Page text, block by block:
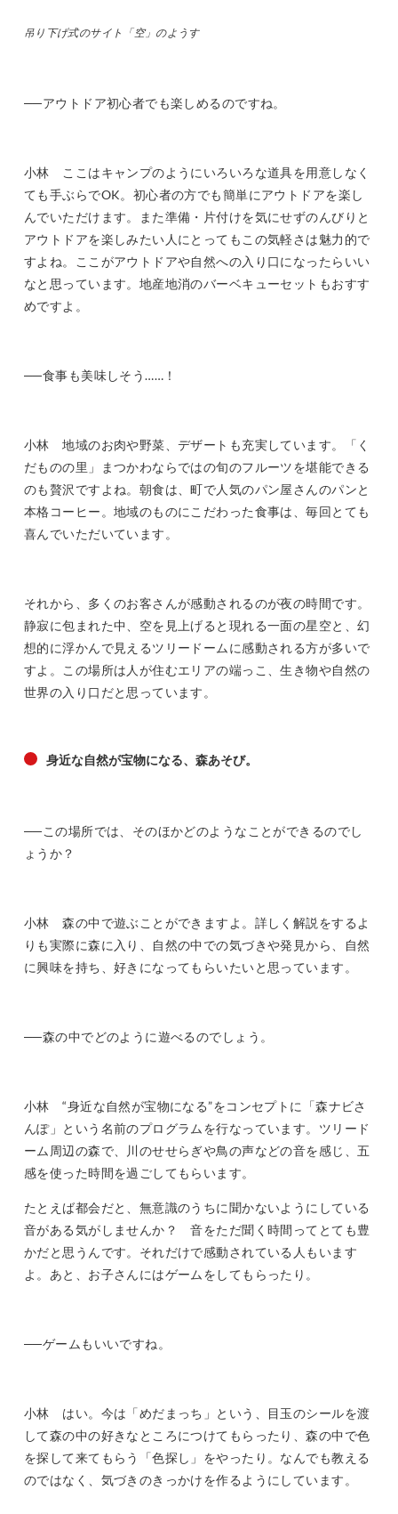
吊り下げ式のサイト「空」のようす
──アウトドア初心者でも楽しめるのですね。
小林 ここはキャンプのようにいろいろな道具を用意しなく
ても手ぶらでOK。初心者の方でも簡単にアウトドアを楽し
んでいただけます。また準備・片付けを気にせずのんびりと
アウトドアを楽しみたい人にとってもこの気軽さは魅力的で
すよね。ここがアウトドアや自然への入り口になったらいい
なと思っています。地産地消のバーベキューセットもおすす
めですよ。
──食事も美味しそう……！
小林 地域のお肉や野菜、デザートも充実しています。「く
だものの里」まつかわならではの旬のフルーツを堪能できる
のも贅沢ですよね。朝食は、町で人気のパン屋さんのパンと
本格コーヒー。地域のものにこだわった食事は、毎回とても
喜んでいただいています。
それから、多くのお客さんが感動されるのが夜の時間です。
静寂に包まれた中、空を見上げると現れる一面の星空と、幻
想的に浮かんで見えるツリードームに感動される方が多いで
すよ。この場所は人が住むエリアの端っこ、生き物や自然の
世界の入り口だと思っています。
身近な自然が宝物になる、森あそび。
──この場所では、そのほかどのようなことができるのでし
ょうか？
小林 森の中で遊ぶことができますよ。詳しく解説をするよ
りも実際に森に入り、自然の中での気づきや発見から、自然
に興味を持ち、好きになってもらいたいと思っています。
──森の中でどのように遊べるのでしょう。
小林 “身近な自然が宝物になる”をコンセプトに「森ナビさ
んぽ」という名前のプログラムを行なっています。ツリード
ーム周辺の森で、川のせせらぎや鳥の声などの音を感じ、五
感を使った時間を過ごしてもらいます。
たとえば都会だと、無意識のうちに聞かないようにしている
音がある気がしませんか？ 音をただ聞く時間ってとても豊
かだと思うんです。それだけで感動されている人もいます
よ。あと、お子さんにはゲームをしてもらったり。
──ゲームもいいですね。
小林 はい。今は「めだまっち」という、目玉のシールを渡
して森の中の好きなところにつけてもらったり、森の中で色
を探して来てもらう「色探し」をやったり。なんでも教える
のではなく、気づきのきっかけを作るようにしています。